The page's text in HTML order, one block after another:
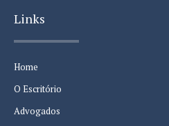
Links
Home
O Escritório
Advogados